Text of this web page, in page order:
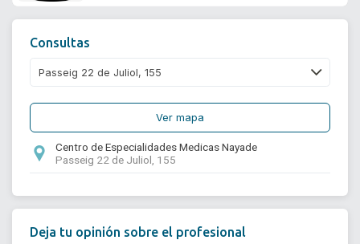
Consultas
Ver mapa
Centro de Especialidades Medicas Nayade
Passeig 22 de Juliol, 155
Deja tu opinión sobre el profesional